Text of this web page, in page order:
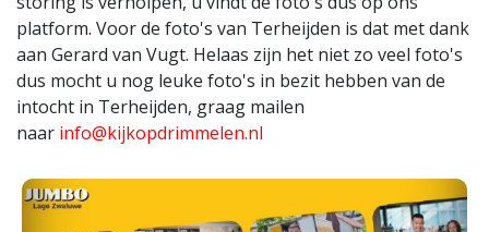
platform. Voor de foto's van Terheijden is dat met dank
aan Gerard van Vugt. Helaas zijn het niet zo veel foto's
dus mocht u nog leuke foto's in bezit hebben van de
intocht in Terheijden, graag mailen
naar info@kijkopdrimmelen.nl